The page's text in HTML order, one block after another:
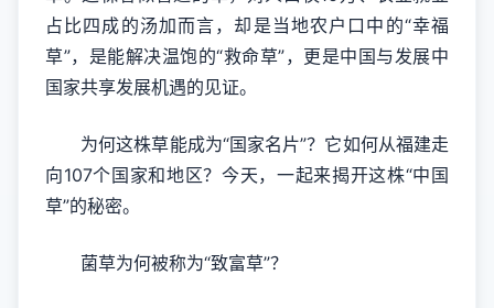
占比四成的汤加而言，却是当地农户口中的“幸福
草”，是能解决温饱的“救命草”，更是中国与发展中
国家共享发展机遇的见证。
为何这株草能成为“国家名片”？它如何从福建走
向107个国家和地区？今天，一起来揭开这株“中国
草”的秘密。
菌草为何被称为“致富草”？